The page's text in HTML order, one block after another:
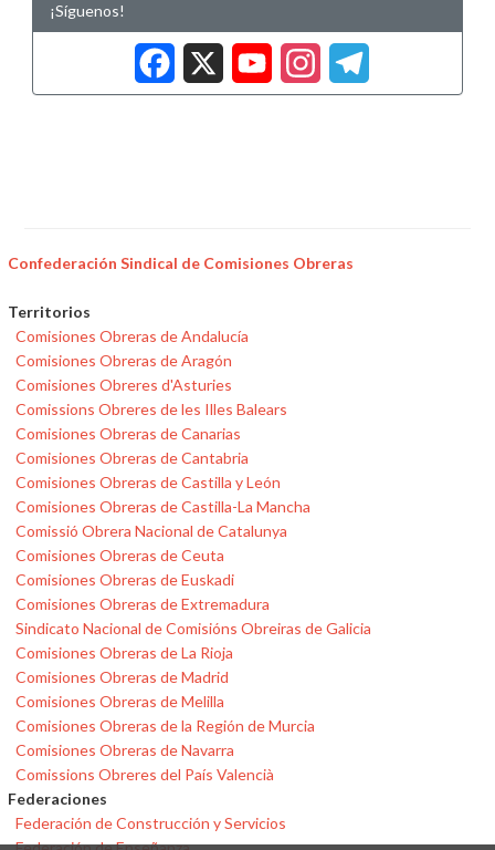
¡Síguenos!
Facebook
X
Confederación Sindical de Comisiones Obreras
Territorios
Comisiones Obreras de Andalucía
Comisiones Obreras de Aragón
Comisiones Obreres d'Asturies
Comissions Obreres de les Illes Balears
Comisiones Obreras de Canarias
Comisiones Obreras de Cantabria
Comisiones Obreras de Castilla y León
Comisiones Obreras de Castilla-La Mancha
Comissió Obrera Nacional de Catalunya
Comisiones Obreras de Ceuta
Comisiones Obreras de Euskadi
Comisiones Obreras de Extremadura
Sindicato Nacional de Comisións Obreiras de Galicia
Comisiones Obreras de La Rioja
Comisiones Obreras de Madrid
Comisiones Obreras de Melilla
Comisiones Obreras de la Región de Murcia
Comisiones Obreras de Navarra
Comissions Obreres del País Valencià
Federaciones
Federación de Construcción y Servicios